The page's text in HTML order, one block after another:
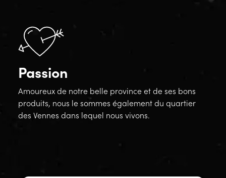
Passion
Amoureux de notre belle province et de ses bons
produits, nous le sommes également du quartier
des Vennes dans lequel nous vivons.